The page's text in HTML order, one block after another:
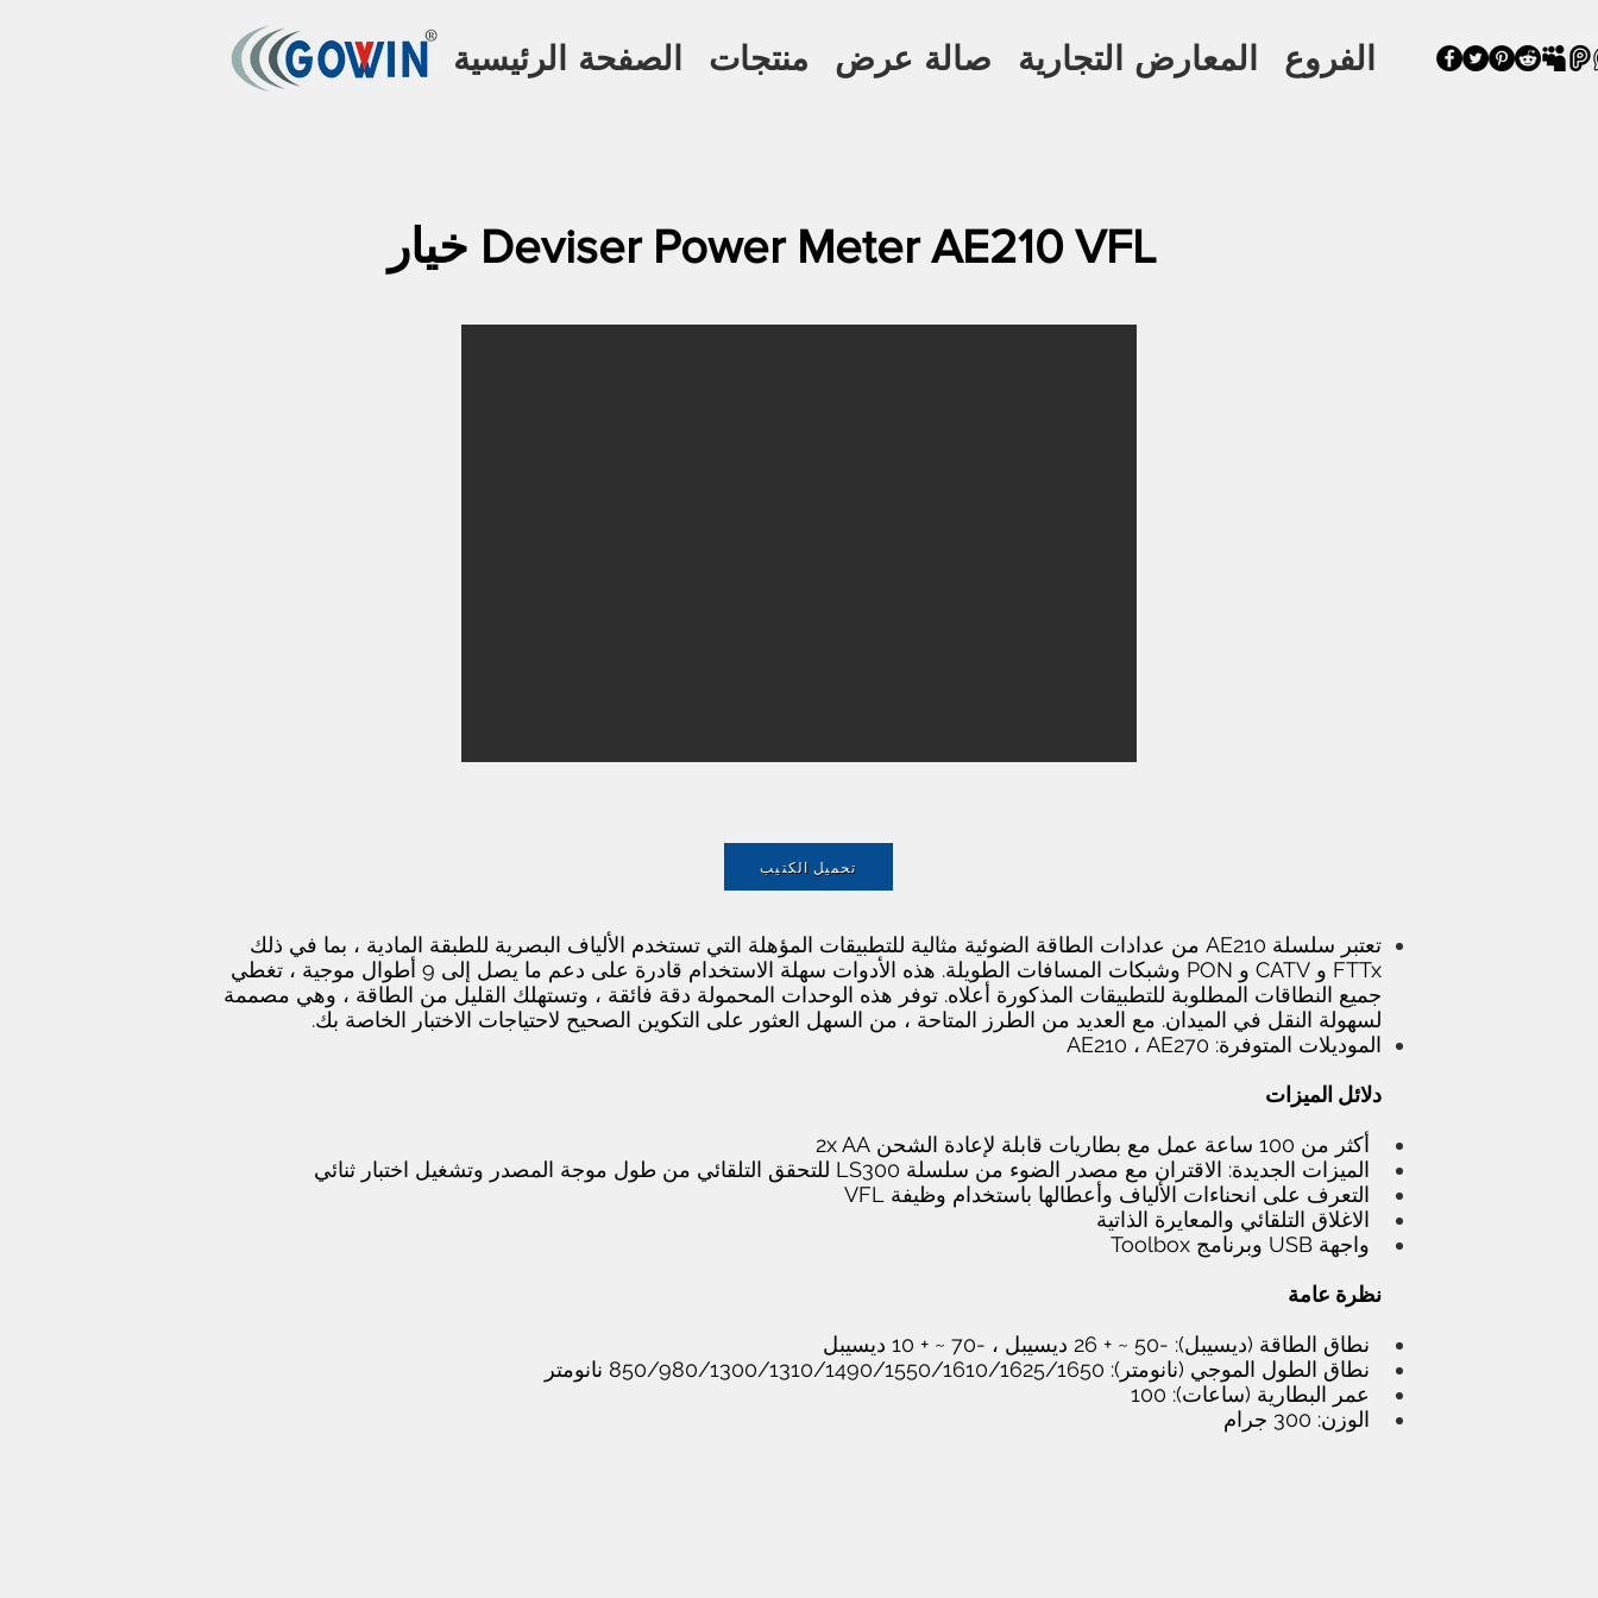
الصفحة الرئيسية منتجات صالة عرض المعارض التجارية الفروع
خيار Deviser Power Meter AE210 VFL
تحميل الكتيب
تعتبر سلسلة AE210 من عدادات الطاقة الضوئية مثالية للتطبيقات المؤهلة التي تستخدم الألياف البصرية للطبقة المادية ، بما في ذلك
FTTx و CATV و PON وشبكات المسافات الطويلة. هذه الأدوات سهلة الاستخدام قادرة على دعم ما يصل إلى 9 أطوال موجية ، تغطي
جميع النطاقات المطلوبة للتطبيقات المذكورة أعلاه. توفر هذه الوحدات المحمولة دقة فائقة ، وتستهلك القليل من الطاقة ، وهي مصممة
لسهولة النقل في الميدان. مع العديد من الطرز المتاحة ، من السهل العثور على التكوين الصحيح لاحتياجات الاختبار الخاصة بك.
الموديلات المتوفرة: AE210 ، AE270
دلائل الميزات
أكثر من 100 ساعة عمل مع بطاريات قابلة لإعادة الشحن 2x AA
الميزات الجديدة: الاقتران مع مصدر الضوء من سلسلة LS300 للتحقق التلقائي من طول موجة المصدر وتشغيل اختبار ثنائي
التعرف على انحناءات الألياف وأعطالها باستخدام وظيفة VFL
الاغلاق التلقائي والمعايرة الذاتية
واجهة USB وبرنامج Toolbox
نظرة عامة
نطاق الطاقة (ديسيبل): -50 ~ + 26 ديسيبل ، -70 ~ + 10 ديسيبل
نطاق الطول الموجي (نانومتر): 850/980/1300/1310/1490/1550/1610/1625/1650 نانومتر
عمر البطارية (ساعات): 100
الوزن: 300 جرام